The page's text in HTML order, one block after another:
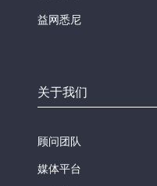
益网悉尼
关于我们
顾问团队
媒体平台